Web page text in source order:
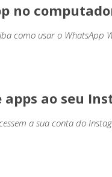
no
como usar o WhatsApp
apps ao seu
a sua conta do